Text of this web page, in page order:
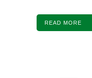
READ MORE